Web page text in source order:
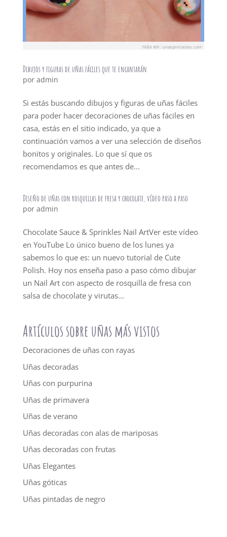
Dibujos y figuras de uñas fáciles que te encantarán
por admin
Si estás buscando dibujos y figuras de uñas fáciles
para poder hacer decoraciones de uñas fáciles en
casa, estás en el sitio indicado, ya que a
continuación vamos a ver una selección de diseños
bonitos y originales. Lo que sí que os
recomendamos es que antes de...
Diseño de uñas con rosquillas de fresa y chocolate, vídeo paso a paso
por admin
Chocolate Sauce & Sprinkles Nail ArtVer este vídeo
en YouTube Lo único bueno de los lunes ya
sabemos lo que es: un nuevo tutorial de Cute
Polish. Hoy nos enseña paso a paso cómo dibujar
un Nail Art con aspecto de rosquilla de fresa con
salsa de chocolate y virutas...
Artículos sobre uñas más vistos
Decoraciones de uñas con rayas
Uñas decoradas
Uñas con purpurina
Uñas de primavera
Uñas de verano
Uñas decoradas con alas de mariposas
Uñas decoradas con frutas
Uñas Elegantes
Uñas góticas
Uñas pintadas de negro